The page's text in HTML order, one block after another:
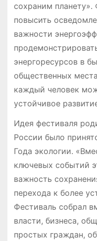
сохраним планету».
повысить
важности
энергоресурсов в
общественных
каждый человек
устойчивое
Идея фестиваля
России было
Года экологии.
ключевых событий
важность
перехода к более
Фестиваль собрал
власти, бизнеса,
простых граждан,